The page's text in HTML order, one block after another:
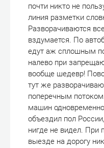
почти никто не
линия разметки
Разворачиваются
вздумается. По
едут аж сплошным
налево при
вообще шедевр!
тут же
поперечным
машин
объездил пол
нигде не видел. При
выезде на дорогу